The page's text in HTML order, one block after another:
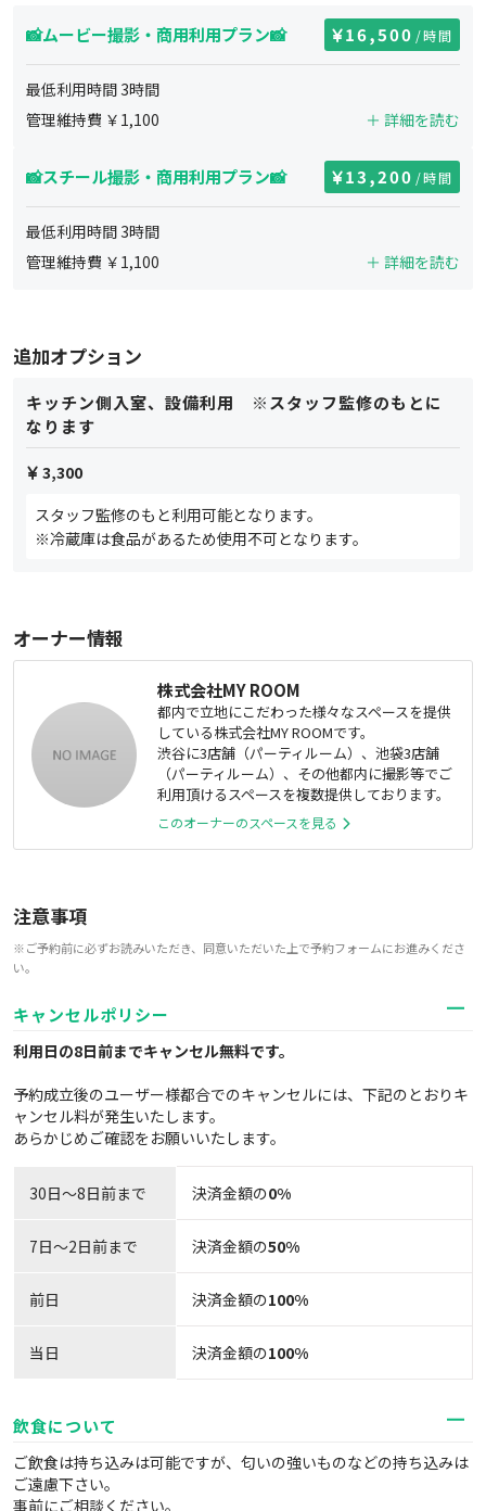
📸ムービー撮影・商用利用プラン📸 16,500 /時間
最低利用時間 3時間
管理維持費 ￥ 1,100 ＋ 詳細を読む
📸スチール撮影・商用利用プラン📸 13,200 /時間
最低利用時間 3時間
管理維持費 ￥ 1,100 ＋ 詳細を読む
追加オプション
キッチン側入室、設備利用 ※スタッフ監修のもとに
なります
3,300
スタッフ監修のもと利用可能となります。
※冷蔵庫は食品があるため使用不可となります。
オーナー情報
株式会社MY ROOM
都内で立地にこだわった様々なスペースを提供
している株式会社MY ROOMです。
渋谷に3店舗（パーティルーム）、池袋3店舗
（パーティルーム）、その他都内に撮影等でご
利用頂けるスペースを複数提供しております。
このオーナーのスペースを見る
注意事項
※ご予約前に必ずお読みいただき、同意いただいた上で予約フォームにお進みくださ
い。
キャンセルポリシー
利用日の8日前までキャンセル無料です。
予約成立後のユーザー様都合でのキャンセルには、下記のとおりキ
ャンセル料が発生いたします。
あらかじめご確認をお願いいたします。
30日〜8日前まで 決済金額の0%
7日～2日前まで 決済金額の50%
前日 決済金額の100%
当日 決済金額の100%
飲食について
ご飲食は持ち込みは可能ですが、匂いの強いものなどの持ち込みは
ご遠慮下さい。
事前にご相談ください。